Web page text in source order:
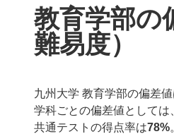
教育学部の
難易度）
九州大学 教育学部の偏差値
学科ごとの偏差値としては
共通テストの得点率は78%